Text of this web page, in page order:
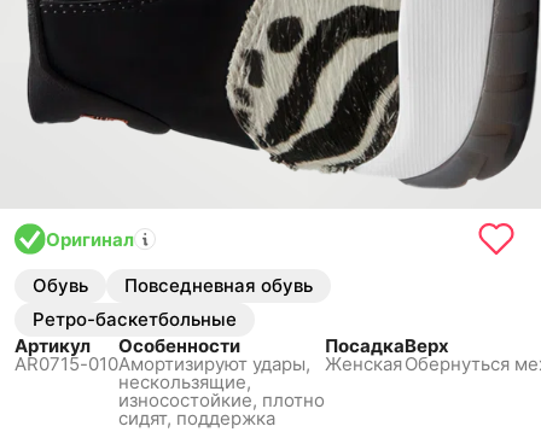
Оригинал
Обувь
Повседневная обувь
Ретро-баскетбольные
Артикул
AR0715-010
Особенности
Амортизируют удары,
нескользящиe,
износостойкие, плотно
сидят, поддержка
Посадка
Женская
Верх
Обернуться